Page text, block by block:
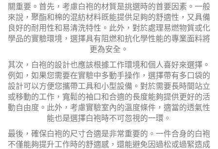
關重要。首先，考慮白袍的材質是挑選時的首要因素。一般
來說，聚酯和棉的混紡材料既能提供足夠的舒適性，又具備
良好的耐用性和易清洗特性。此外，對於處理易燃物質或化
學品的實驗環境，選擇具有阻燃和抗化學性能的專業面料將
更為安全。
其次，白袍的設計也應該根據工作環境和個人喜好來選擇。
例如，如果您需要在實驗中多動手操作，選擇帶有多口袋的
設計可以方便您攜帶工具和小型設備。對於需要長時間站立
或移動的工作，寬鬆的袖口和合適的長度能夠提供更好的活
動自由度。此外，考慮實驗室內的溫度條件，適當的透氣性
能也是選擇白袍時不可忽視的一環。
最後，確保白袍的尺寸合適是非常重要的。一件合身的白袍
不僅能夠提升工作時的舒適感，還能避免因過松或過緊造成